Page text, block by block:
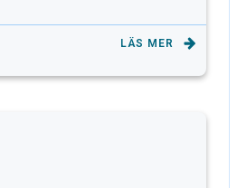
LÄS MER